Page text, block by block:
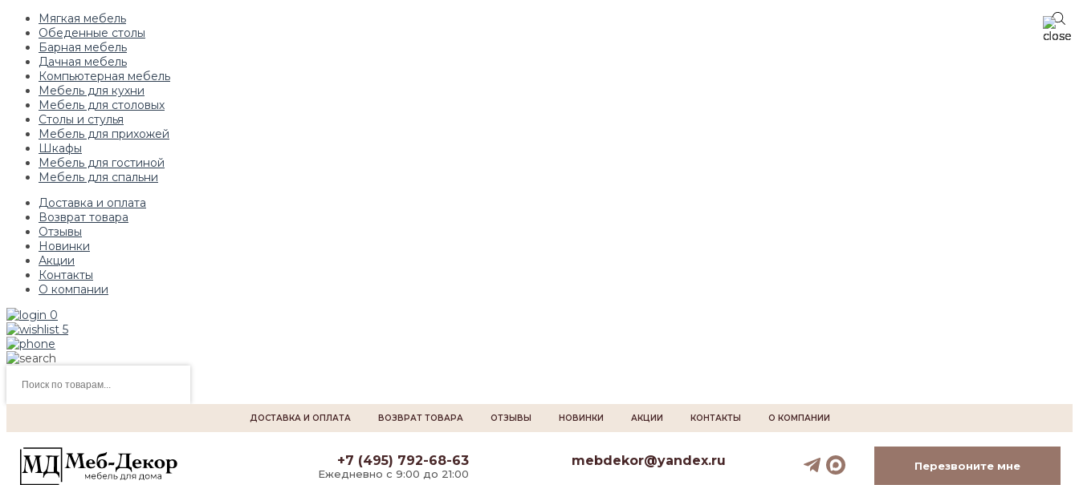
Мягкая мебель
Обеденные столы
Барная мебель
Дачная мебель
Компьютерная мебель
Мебель для кухни
Мебель для столовых
Столы и стулья
Мебель для прихожей
Шкафы
Мебель для гостиной
Мебель для спальни
Доставка и оплата
Возврат товара
Отзывы
Новинки
Акции
Контакты
О компании
0
5
товаров
ДОСТАВКА И ОПЛАТА ВОЗВРАТ ТОВАРА ОТЗЫВЫ НОВИНКИ АКЦИИ КОНТАКТЫ О КОМПАНИИ
+7 (495) 792-68-63
Ежедневно с 9:00 до 21:00
mebdekor@yandex.ru Перезвоните мне